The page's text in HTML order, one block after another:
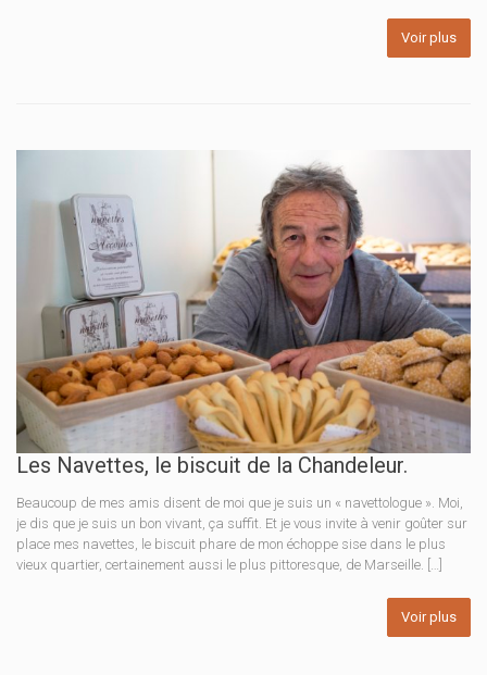
Voir plus
Les Navettes, le biscuit de la Chandeleur.
Beaucoup de mes amis disent de moi que je suis un « navettologue ». Moi,
je dis que je suis un bon vivant, ça suffit. Et je vous invite à venir goûter sur
place mes navettes, le biscuit phare de mon échoppe sise dans le plus
vieux quartier, certainement aussi le plus pittoresque, de Marseille. […]
Voir plus